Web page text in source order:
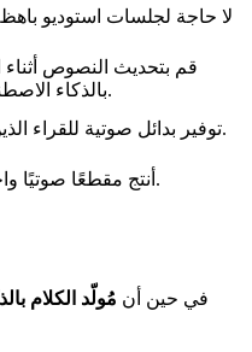
لا حاجة لجلسات استوديو
قم بتحديث النصوص أثناء
بالذكاء الاصطناعي التغييرات على الفور.
توفير بدائل صوتية للقراء الذين يعانون من ضعف البصر.
أنتج مقطعًا صوتيًا واحدًا أو آلافًا بجودة متساوية.
في حين أن مُولّد الكلام